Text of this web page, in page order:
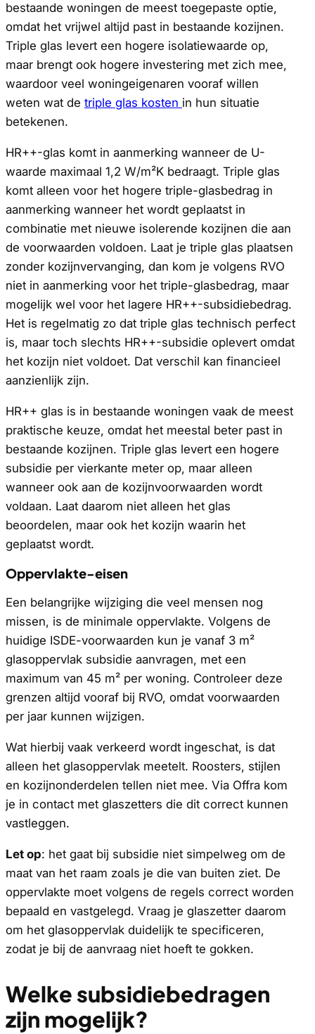
bestaande woningen de meest toegepaste optie,
omdat het vrijwel altijd past in bestaande kozijnen.
Triple glas levert een hogere isolatiewaarde op,
maar brengt ook hogere investering met zich mee,
waardoor veel woningeigenaren vooraf willen
weten wat de triple glas kosten in hun situatie
betekenen.
HR++-glas komt in aanmerking wanneer de U-
waarde maximaal 1,2 W/m²K bedraagt. Triple glas
komt alleen voor het hogere triple-glasbedrag in
aanmerking wanneer het wordt geplaatst in
combinatie met nieuwe isolerende kozijnen die aan
de voorwaarden voldoen. Laat je triple glas plaatsen
zonder kozijnvervanging, dan kom je volgens RVO
niet in aanmerking voor het triple-glasbedrag, maar
mogelijk wel voor het lagere HR++-subsidiebedrag.
Het is regelmatig zo dat triple glas technisch perfect
is, maar toch slechts HR++-subsidie oplevert omdat
het kozijn niet voldoet. Dat verschil kan financieel
aanzienlijk zijn.
HR++ glas is in bestaande woningen vaak de meest
praktische keuze, omdat het meestal beter past in
bestaande kozijnen. Triple glas levert een hogere
subsidie per vierkante meter op, maar alleen
wanneer ook aan de kozijnvoorwaarden wordt
voldaan. Laat daarom niet alleen het glas
beoordelen, maar ook het kozijn waarin het
geplaatst wordt.
Oppervlakte-eisen
Een belangrijke wijziging die veel mensen nog
missen, is de minimale oppervlakte. Volgens de
huidige ISDE-voorwaarden kun je vanaf 3 m²
glasoppervlak subsidie aanvragen, met een
maximum van 45 m² per woning. Controleer deze
grenzen altijd vooraf bij RVO, omdat voorwaarden
per jaar kunnen wijzigen.
Wat hierbij vaak verkeerd wordt ingeschat, is dat
alleen het glasoppervlak meetelt. Roosters, stijlen
en kozijnonderdelen tellen niet mee. Via Offra kom
je in contact met glaszetters die dit correct kunnen
vastleggen.
Let op: het gaat bij subsidie niet simpelweg om de
maat van het raam zoals je die van buiten ziet. De
oppervlakte moet volgens de regels correct worden
bepaald en vastgelegd. Vraag je glaszetter daarom
om het glasoppervlak duidelijk te specificeren,
zodat je bij de aanvraag niet hoeft te gokken.
Welke subsidiebedragen
zijn mogelijk?